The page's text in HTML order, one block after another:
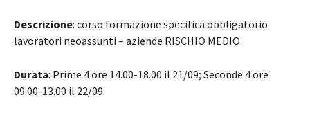
Descrizione: corso formazione specifica obbligatorio
lavoratori neoassunti – aziende RISCHIO MEDIO
Durata: Prime 4 ore 14.00-18.00 il 21/09; Seconde 4 ore
09.00-13.00 il 22/09